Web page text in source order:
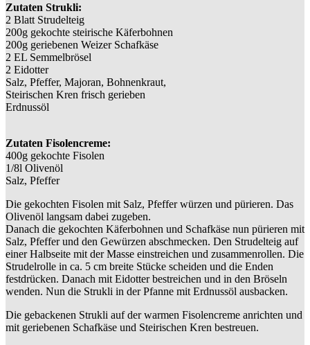
Zutaten Strukli:
2 Blatt Strudelteig
200g gekochte steirische Käferbohnen
200g geriebenen Weizer Schafkäse
2 EL Semmelbrösel
2 Eidotter
Salz, Pfeffer, Majoran, Bohnenkraut,
Steirischen Kren frisch gerieben
Erdnussöl
Zutaten Fisolencreme:
400g gekochte Fisolen
1/8l Olivenöl
Salz, Pfeffer
Die gekochten Fisolen mit Salz, Pfeffer würzen und pürieren. Das
Olivenöl langsam dabei zugeben.
Danach die gekochten Käferbohnen und Schafkäse nun pürieren mit
Salz, Pfeffer und den Gewürzen abschmecken. Den Strudelteig auf
einer Halbseite mit der Masse einstreichen und zusammenrollen. Die
Strudelrolle in ca. 5 cm breite Stücke scheiden und die Enden
festdrücken. Danach mit Eidotter bestreichen und in den Bröseln
wenden. Nun die Strukli in der Pfanne mit Erdnussöl ausbacken.
Die gebackenen Strukli auf der warmen Fisolencreme anrichten und
mit geriebenen Schafkäse und Steirischen Kren bestreuen.